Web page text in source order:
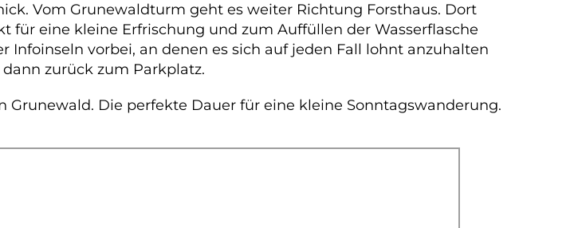
Vom Grunewaldturm geht es weiter Richtung Forsthaus. Dort
für eine kleine Erfrischung und zum Auffüllen der Wasserflasche
vorbei, an denen es sich auf jeden Fall lohnt anzuhalten
zurück zum Parkplatz.
Die perfekte Dauer für eine kleine Sonntagswanderung.